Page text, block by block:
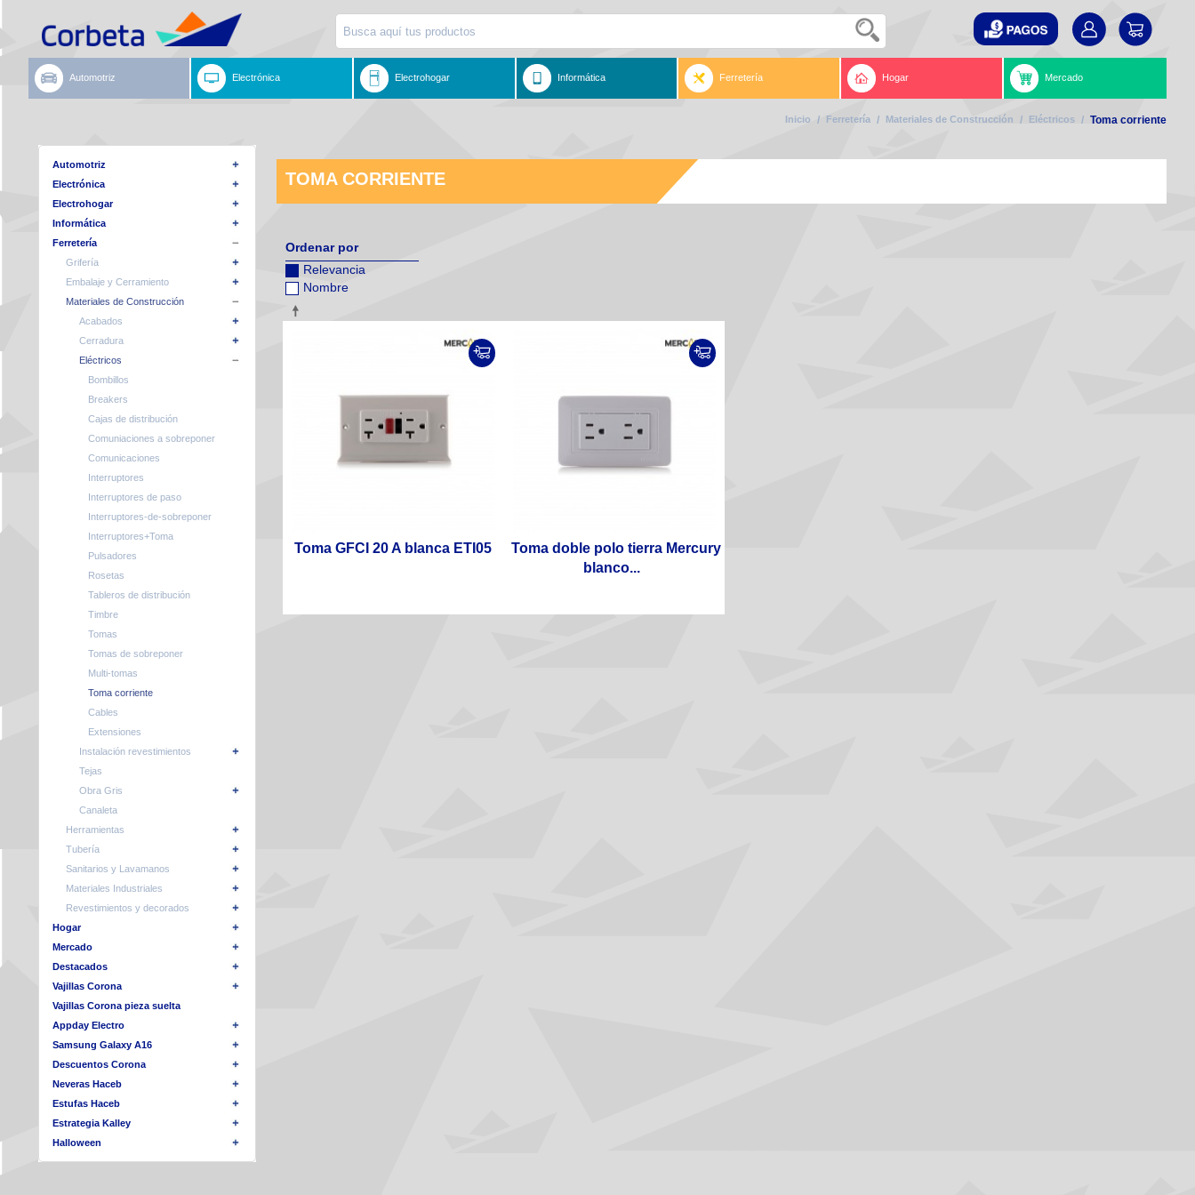
Automotriz Electrónica Electrohogar Informática Ferretería Hogar Mercado
Inicio / Ferretería / Materiales de Construcción / Eléctricos / Toma corriente
Automotriz
Electrónica
Electrohogar
Informática
Ferretería
Grifería
Embalaje y Cerramiento
Materiales de Construcción
Acabados
Cerradura
Eléctricos
Bombillos
Breakers
Cajas de distribución
Comuniaciones a sobreponer
Comunicaciones
Interruptores
Interruptores de paso
Interruptores-de-sobreponer
Interruptores+Toma
Pulsadores
Rosetas
Tableros de distribución
Timbre
Tomas
Tomas de sobreponer
Multi-tomas
Toma corriente
Cables
Extensiones
Instalación revestimientos
Tejas
Obra Gris
Canaleta
Herramientas
Tubería
Sanitarios y Lavamanos
Materiales Industriales
Revestimientos y decorados
Hogar
Mercado
Destacados
Vajillas Corona
Vajillas Corona pieza suelta
Appday Electro
Samsung Galaxy A16
Descuentos Corona
Neveras Haceb
Estufas Haceb
Estrategia Kalley
Halloween
TOMA CORRIENTE
Ordenar por
Relevancia
Nombre
Toma GFCI 20 A blanca ETI05
Toma doble polo tierra Mercury
blanco...